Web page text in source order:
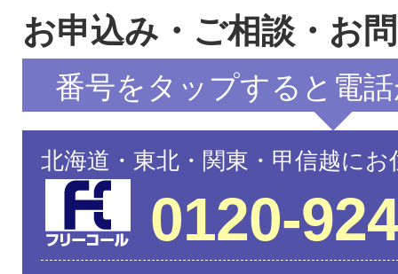
お申込み・ご相談・お
番号をタップすると電
北海道・東北・関東・甲信越に
0120-